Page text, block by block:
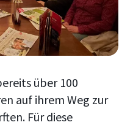
über 100
auf ihrem Weg zur
Für diese